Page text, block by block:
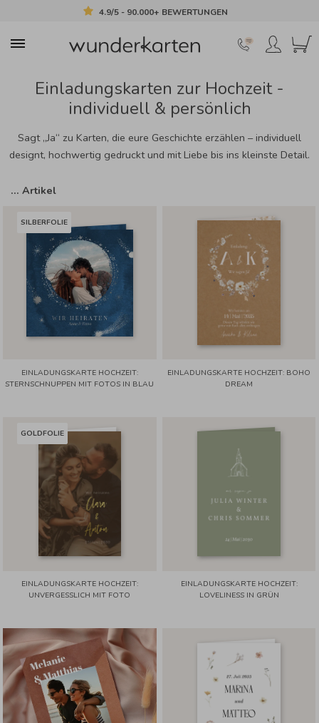
4.9/5 - 90.000+ BEWERTUNGEN
Einladungskarten zur Hochzeit -
individuell & persönlich
Sagt „Ja“ zu Karten, die eure Geschichte erzählen – individuell
designt, hochwertig gedruckt und mit Liebe bis ins kleinste Detail.
… Artikel
SILBERFOLIE
EINLADUNGSKARTE HOCHZEIT:
STERNSCHNUPPEN MIT FOTOS IN BLAU
EINLADUNGSKARTE HOCHZEIT: BOHO
DREAM
GOLDFOLIE
EINLADUNGSKARTE HOCHZEIT:
UNVERGESSLICH MIT FOTO
EINLADUNGSKARTE HOCHZEIT:
LOVELINESS IN GRÜN